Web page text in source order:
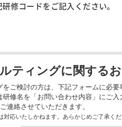
研修コードをご記入ください。